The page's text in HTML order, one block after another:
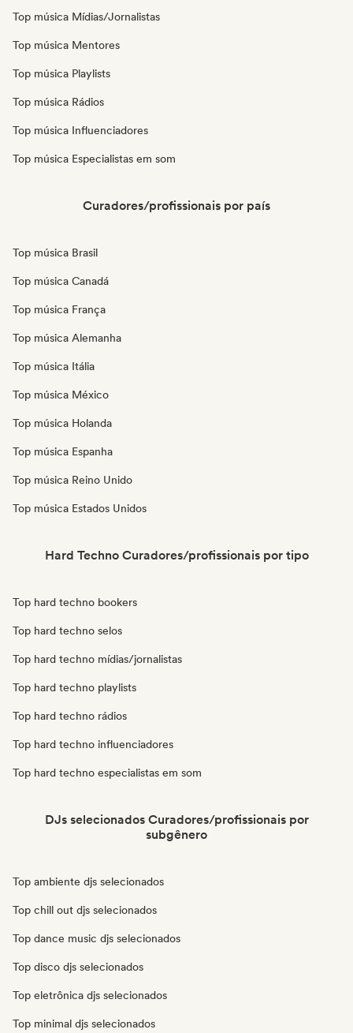
Top música Mídias/Jornalistas
Top música Mentores
Top música Playlists
Top música Rádios
Top música Influenciadores
Top música Especialistas em som
Curadores/profissionais por país
Top música Brasil
Top música Canadá
Top música França
Top música Alemanha
Top música Itália
Top música México
Top música Holanda
Top música Espanha
Top música Reino Unido
Top música Estados Unidos
Hard Techno Curadores/profissionais por tipo
Top hard techno bookers
Top hard techno selos
Top hard techno mídias/jornalistas
Top hard techno playlists
Top hard techno rádios
Top hard techno influenciadores
Top hard techno especialistas em som
DJs selecionados Curadores/profissionais por
subgênero
Top ambiente djs selecionados
Top chill out djs selecionados
Top dance music djs selecionados
Top disco djs selecionados
Top eletrônica djs selecionados
Top minimal djs selecionados